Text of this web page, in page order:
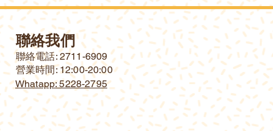
聯絡我們
​聯絡電話: 2711-6909
營業時間: 12:00-20:00
Whatapp: 5228-2795